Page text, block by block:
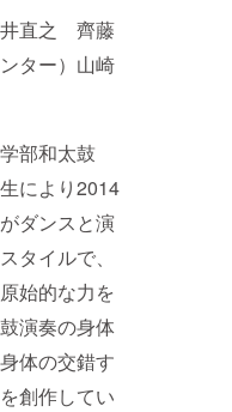
直之 齊藤
ター）山崎
部和太鼓
により2014
ダンスと演
タイルで、
始的な力を
演奏の身体
体の交錯す
創作してい